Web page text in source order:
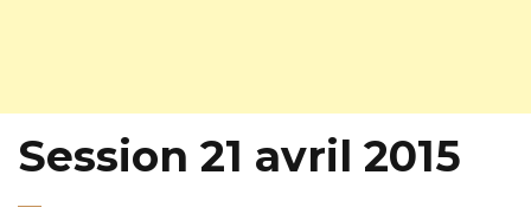
Session 21 avril 2015